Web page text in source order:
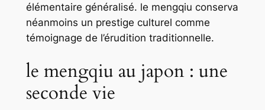
élémentaire généralisé. le mengqiu conserva
néanmoins un prestige culturel comme
témoignage de l’érudition traditionnelle.
le mengqiu au japon : une
seconde vie